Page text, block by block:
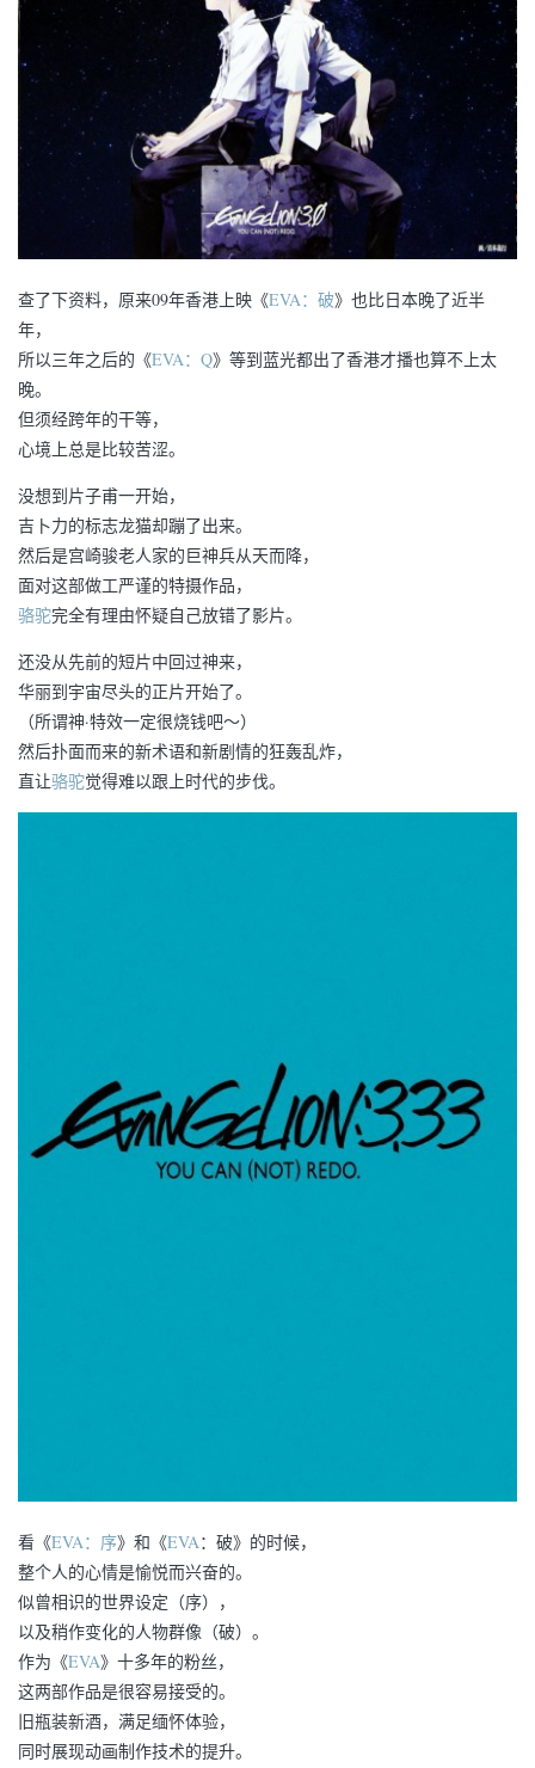
查了下资料，原来09年香港上映《EVA：破》也比日本晚了近半
年，
所以三年之后的《EVA：Q》等到蓝光都出了香港才播也算不上太
晚。
但须经跨年的干等，
心境上总是比较苦涩。
没想到片子甫一开始，
吉卜力的标志龙猫却蹦了出来。
然后是宫崎骏老人家的巨神兵从天而降，
面对这部做工严谨的特摄作品，
骆驼完全有理由怀疑自己放错了影片。
还没从先前的短片中回过神来，
华丽到宇宙尽头的正片开始了。
（所谓神·特效一定很烧钱吧～）
然后扑面而来的新术语和新剧情的狂轰乱炸，
直让骆驼觉得难以跟上时代的步伐。
看《EVA：序》和《EVA：破》的时候，
整个人的心情是愉悦而兴奋的。
似曾相识的世界设定（序），
以及稍作变化的人物群像（破）。
作为《EVA》十多年的粉丝，
这两部作品是很容易接受的。
旧瓶装新酒，满足缅怀体验，
同时展现动画制作技术的提升。